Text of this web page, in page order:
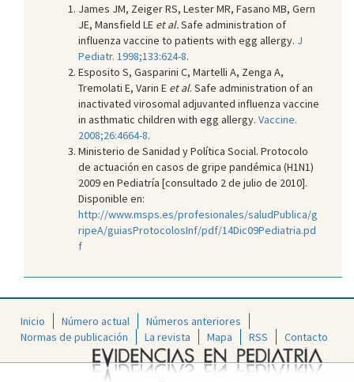
James JM, Zeiger RS, Lester MR, Fasano MB, Gern
JE, Mansfield LE et al.Safe administration of
influenza vaccine to patients with egg allergy. J
Pediatr. 1998;133:624-8.
Esposito S, Gasparini C, Martelli A, Zenga A,
Tremolati E, Varin E et al. Safe administration of an
inactivated virosomal adjuvanted influenza vaccine
in asthmatic children with egg allergy. Vaccine.
2008;26:4664-8.
Ministerio de Sanidad y Política Social. Protocolo
de actuación en casos de gripe pandémica (H1N1)
2009 en Pediatría [consultado 2 de julio de 2010].
Disponible en:
http://www.msps.es/profesionales/saludPublica/g
ripeA/guiasProtocolosInf/pdf/14Dic09Pediatria.pd
f
Inicio Número actual
Números anteriores
Normas de publicación
La revista Mapa RSS Contacto